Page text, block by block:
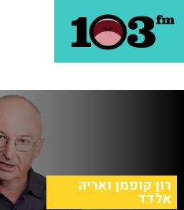
רון קופמן ואריה
אלדד